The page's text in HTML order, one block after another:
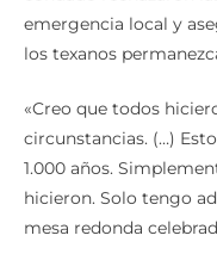
emergencia local y
los texanos
«Creo que todos
circunstancias. (…)
1.000 años.
hicieron. Solo tengo
mesa redonda